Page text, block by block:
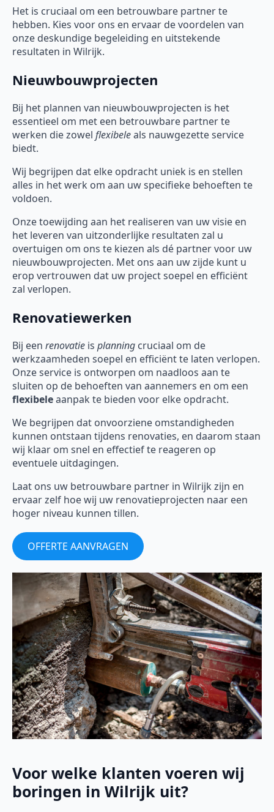
Het is cruciaal om een betrouwbare partner te
hebben. Kies voor ons en ervaar de voordelen van
onze deskundige begeleiding en uitstekende
resultaten in Wilrijk.
Nieuwbouwprojecten
Bij het plannen van nieuwbouwprojecten is het
essentieel om met een betrouwbare partner te
werken die zowel flexibeleals nauwgezette service
biedt.
Wij begrijpen dat elke opdracht uniek is en stellen
alles in het werk om aan uw specifieke behoeften te
voldoen.
Onze toewijding aan het realiseren van uw visie en
het leveren van uitzonderlijke resultaten zal u
overtuigen om ons te kiezen als dé partner voor uw
nieuwbouwprojecten. Met ons aan uw zijde kunt u
erop vertrouwen dat uw project soepel en efficiënt
zal verlopen.
Renovatiewerken
Bij een renovatie is planning cruciaal om de
werkzaamheden soepel en efficiënt te laten verlopen.
Onze service is ontworpen om naadloos aan te
sluiten op de behoeften van aannemers en om een
flexibeleaanpak te bieden voor elke opdracht.
We begrijpen dat onvoorziene omstandigheden
kunnen ontstaan tijdens renovaties, en daarom staan
wij klaar om snel en effectief te reageren op
eventuele uitdagingen.
Laat ons uw betrouwbare partner in Wilrijk zijn en
ervaar zelf hoe wij uw renovatieprojecten naar een
hoger niveau kunnen tillen.
OFFERTE AANVRAGEN
Voor welke klanten voeren wij
boringen in Wilrijk uit?